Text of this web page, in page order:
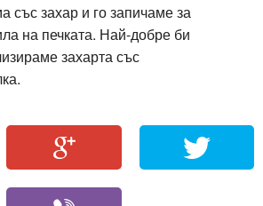
със захар и го запичаме за
на печката. Най-добре би
захарта със